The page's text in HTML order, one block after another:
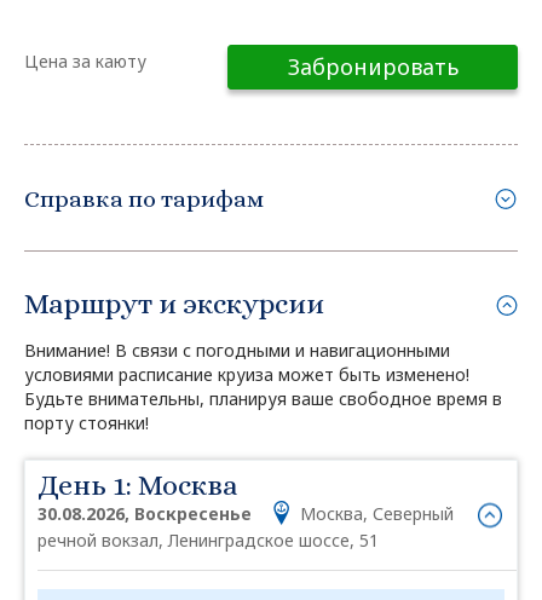
Цена за каюту Забронировать
Справка по тарифам
Маршрут и экскурсии
Внимание! В связи с погодными и навигационными
условиями расписание круиза может быть изменено!
Будьте внимательны, планируя ваше свободное время в
порту стоянки!
День 1: Москва
30.08.2026, Воскресенье
Москва, Северный
речной вокзал, Ленинградское шоссе, 51